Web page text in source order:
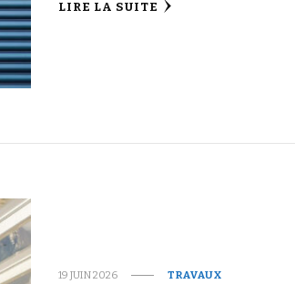
LIRE LA SUITE
19 JUIN 2026 TRAVAUX